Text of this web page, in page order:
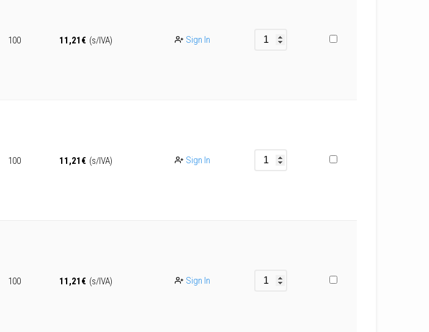
100 11,21 € (s/IVA) Sign In
100 11,21 € (s/IVA) Sign In
100 11,21 € (s/IVA) Sign In